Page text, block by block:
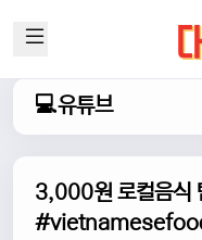
💻유튜브
3,000원 로컬음식